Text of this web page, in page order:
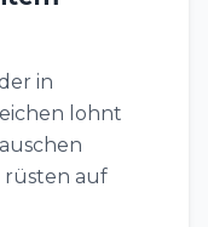
in
lohnt
rüsten auf